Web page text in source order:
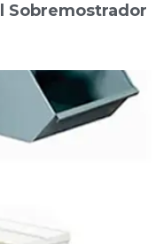
Sobremostrador